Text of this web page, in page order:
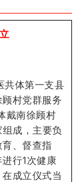
共体第一支县
村党群服务
戴南徐顾村
成，主要负
、督查指
行1次健康
成立仪式当